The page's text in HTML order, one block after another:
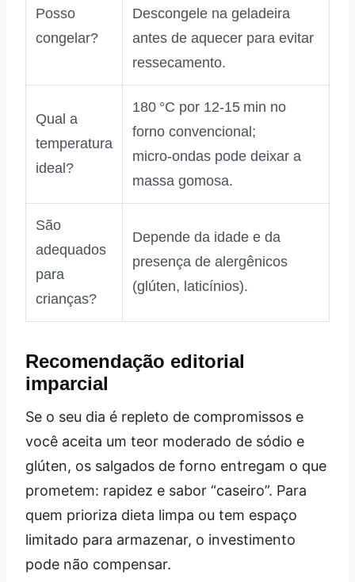
Posso
congelar?
Descongele na geladeira
antes de aquecer para evitar
ressecamento.
Qual a
temperatura
ideal?
180 °C por 12‑15 min no
forno convencional;
micro‑ondas pode deixar a
massa gomosa.
São
adequados
para
crianças?
Depende da idade e da
presença de alergênicos
(glúten, laticínios).
Recomendação editorial
imparcial
Se o seu dia é repleto de compromissos e
você aceita um teor moderado de sódio e
glúten, os salgados de forno entregam o que
prometem: rapidez e sabor “caseiro”. Para
quem prioriza dieta limpa ou tem espaço
limitado para armazenar, o investimento
pode não compensar.